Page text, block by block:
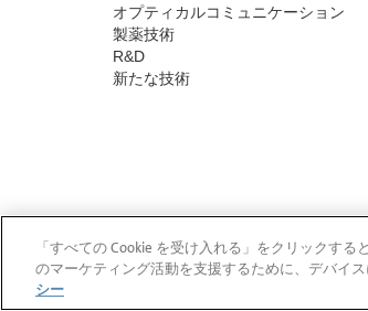
オプティカルコミュニケーション
製薬技術
R&D
新たな技術
「すべての Cookie を受け入れる」をクリックす
のマーケティング活動を支援するために、デバイ
シー